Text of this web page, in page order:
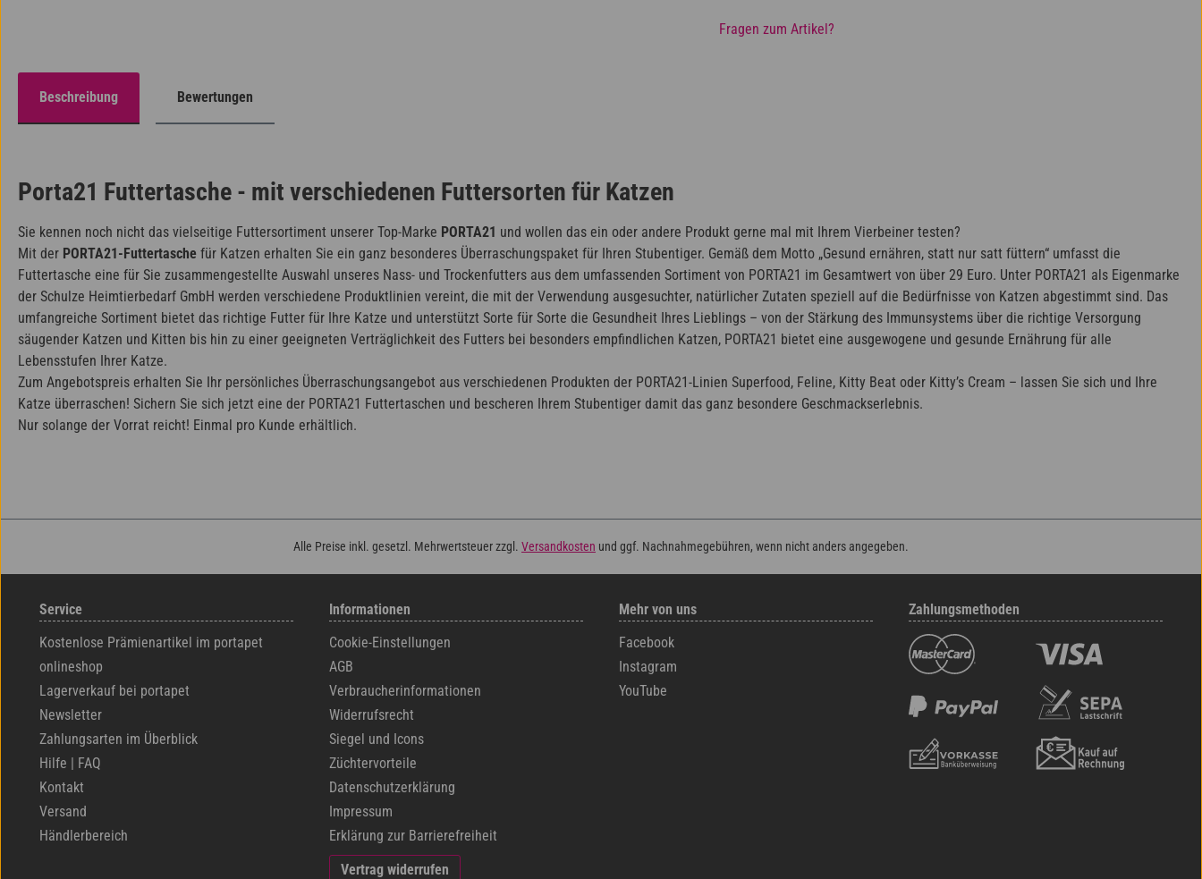
Fragen zum Artikel?
Beschreibung Bewertungen
Porta21 Futtertasche - mit verschiedenen Futtersorten für Katzen
Sie kennen noch nicht das vielseitige Futtersortiment unserer Top-Marke PORTA21 und wollen das ein oder andere Produkt gerne mal mit Ihrem Vierbeiner testen?
Mit der PORTA21-Futtertasche für Katzen erhalten Sie ein ganz besonderes Überraschungspaket für Ihren Stubentiger. Gemäß dem Motto „Gesund ernähren, statt nur satt füttern“ umfasst die
Futtertasche eine für Sie zusammengestellte Auswahl unseres Nass- und Trockenfutters aus dem umfassenden Sortiment von PORTA21 im Gesamtwert von über 29 Euro. Unter PORTA21 als Eigenmarke
der Schulze Heimtierbedarf GmbH werden verschiedene Produktlinien vereint, die mit der Verwendung ausgesuchter, natürlicher Zutaten speziell auf die Bedürfnisse von Katzen abgestimmt sind. Das
umfangreiche Sortiment bietet das richtige Futter für Ihre Katze und unterstützt Sorte für Sorte die Gesundheit Ihres Lieblings – von der Stärkung des Immunsystems über die richtige Versorgung
säugender Katzen und Kitten bis hin zu einer geeigneten Verträglichkeit des Futters bei besonders empfindlichen Katzen, PORTA21 bietet eine ausgewogene und gesunde Ernährung für alle
Lebensstufen Ihrer Katze.
Zum Angebotspreis erhalten Sie Ihr persönliches Überraschungsangebot aus verschiedenen Produkten der PORTA21-Linien Superfood, Feline, Kitty Beat oder Kitty’s Cream – lassen Sie sich und Ihre
Katze überraschen! Sichern Sie sich jetzt eine der PORTA21 Futtertaschen und bescheren Ihrem Stubentiger damit das ganz besondere Geschmackserlebnis.
Nur solange der Vorrat reicht! Einmal pro Kunde erhältlich.
Alle Preise inkl. gesetzl. Mehrwertsteuer zzgl. Versandkosten und ggf. Nachnahmegebühren, wenn nicht anders angegeben.
Service
Kostenlose Prämienartikel im portapet
onlineshop
Lagerverkauf bei portapet
Newsletter
Zahlungsarten im Überblick
Hilfe | FAQ
Kontakt
Versand
Händlerbereich
Informationen
Cookie-Einstellungen
AGB
Verbraucherinformationen
Widerrufsrecht
Siegel und Icons
Züchtervorteile
Datenschutzerklärung
Impressum
Erklärung zur Barrierefreiheit
Vertrag widerrufen
Mehr von uns
Facebook
Instagram
YouTube
Zahlungsmethoden